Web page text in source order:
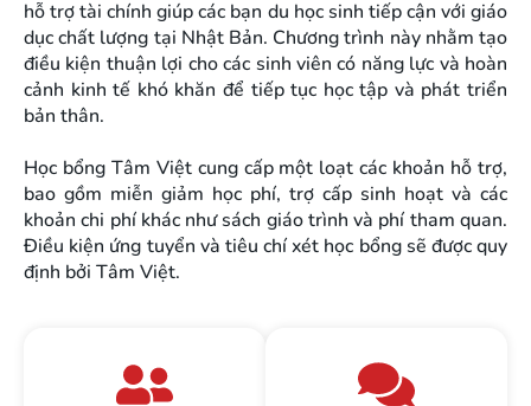
hỗ trợ tài chính giúp các bạn du học sinh tiếp cận với giáo
dục chất lượng tại Nhật Bản. Chương trình này nhằm tạo
điều kiện thuận lợi cho các sinh viên có năng lực và hoàn
cảnh kinh tế khó khăn để tiếp tục học tập và phát triển
bản thân.
Học bổng Tâm Việt cung cấp một loạt các khoản hỗ trợ,
bao gồm miễn giảm học phí, trợ cấp sinh hoạt và các
khoản chi phí khác như sách giáo trình và phí tham quan.
Điều kiện ứng tuyển và tiêu chí xét học bổng sẽ được quy
định bởi Tâm Việt.